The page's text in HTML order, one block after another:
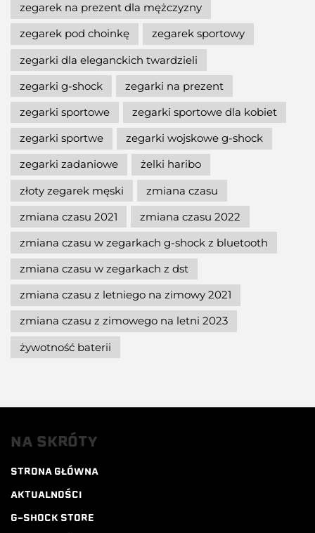
zegarek na prezent dla mężczyzny
zegarek pod choinkę
zegarek sportowy
zegarki dla eleganckich twardzieli
zegarki g-shock
zegarki na prezent
zegarki sportowe
zegarki sportowe dla kobiet
zegarki sportwe
zegarki wojskowe g-shock
zegarki zadaniowe
żelki haribo
złoty zegarek męski
zmiana czasu
zmiana czasu 2021
zmiana czasu 2022
zmiana czasu w zegarkach g-shock z bluetooth
zmiana czasu w zegarkach z dst
zmiana czasu z letniego na zimowy 2021
zmiana czasu z zimowego na letni 2023
żywotność baterii
NA SKRÓTY
STRONA GŁÓWNA
AKTUALNOŚCI
G-SHOCK STORE